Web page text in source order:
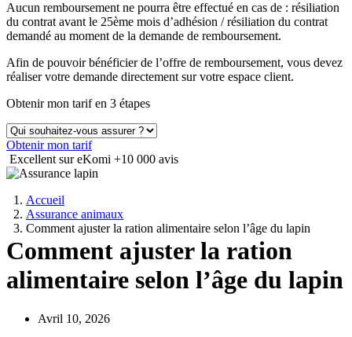
Aucun remboursement ne pourra être effectué en cas de : résiliation
du contrat avant le 25ème mois d’adhésion / résiliation du contrat
demandé au moment de la demande de remboursement.
Afin de pouvoir bénéficier de l’offre de remboursement, vous devez
réaliser votre demande directement sur votre espace client.
Obtenir mon tarif en 3 étapes
Obtenir mon tarif
Excellent sur eKomi +10 000 avis
Accueil
Assurance animaux
Comment ajuster la ration alimentaire selon l’âge du lapin
Comment ajuster la ration
alimentaire selon l’âge du lapin
Avril 10, 2026